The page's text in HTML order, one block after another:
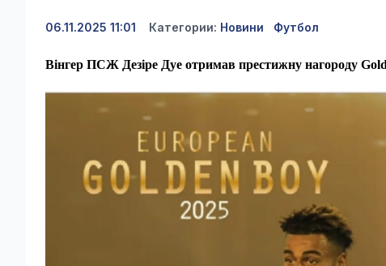
06.11.2025 11:01 Категории: Новини Футбол
Вінгер ПСЖ Дезіре Дуе отримав престижну нагороду